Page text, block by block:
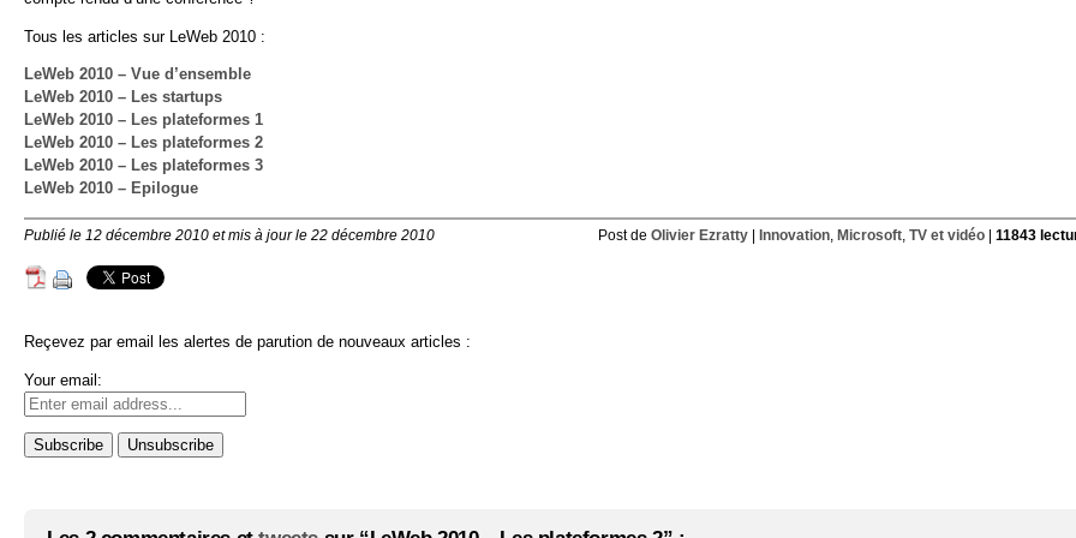
Tous les articles sur LeWeb 2010 :
LeWeb 2010 – Vue d’ensemble
LeWeb 2010 – Les startups
LeWeb 2010 – Les plateformes 1
LeWeb 2010 – Les plateformes 2
LeWeb 2010 – Les plateformes 3
LeWeb 2010 – Epilogue
Publié le 12 décembre 2010 et mis à jour le 22 décembre 2010 Post de Olivier Ezratty| Innovation, Microsoft, TV et vidéo| 11843
Reçevez par email les alertes de parution de nouveaux articles :
Your email: